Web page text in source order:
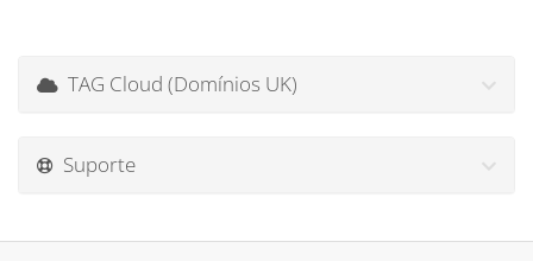
TAG Cloud (Domínios UK)
Suporte